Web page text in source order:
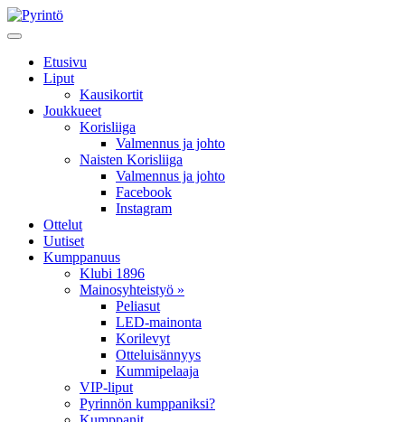
Etusivu
Liput
Kausikortit
Joukkueet
Korisliiga
Valmennus ja johto
Naisten Korisliiga
Valmennus ja johto
Facebook
Instagram
Ottelut
Uutiset
Kumppanuus
Klubi 1896
Mainosyhteistyö »
Peliasut
LED-mainonta
Korilevyt
Otteluisännyys
Kummipelaaja
VIP-liput
Pyrinnön kumppaniksi?